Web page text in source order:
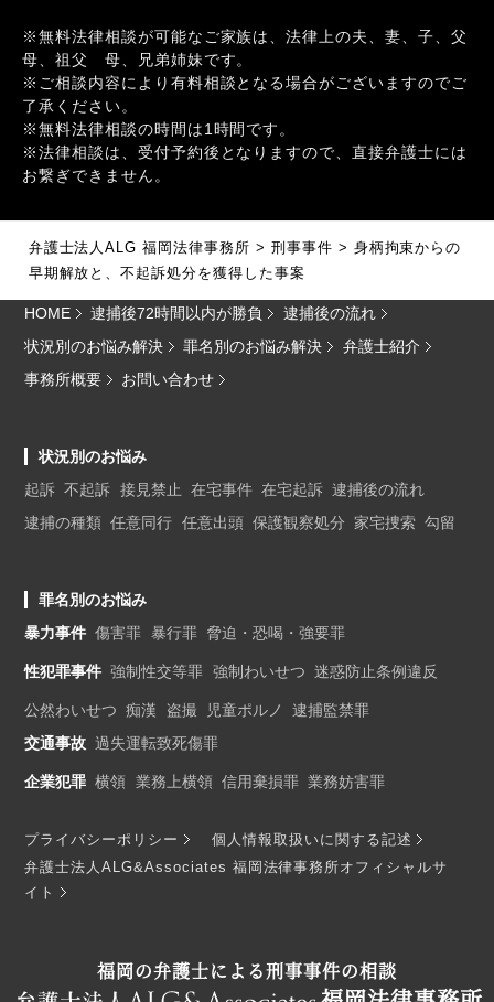
※無料法律相談が可能なご家族は、法律上の夫、妻、子、父
母、祖父 母、兄弟姉妹です。
※ご相談内容により有料相談となる場合がございますのでご
了承ください。
※無料法律相談の時間は1時間です。
※法律相談は、受付予約後となりますので、直接弁護士には
お繋ぎできません。
弁護士法人ALG 福岡法律事務所 > 刑事事件 > 身柄拘束からの
早期解放と、不起訴処分を獲得した事案
HOME 逮捕後72時間以内が勝負
逮捕後の流れ
状況別のお悩み解決
罪名別のお悩み解決
弁護士紹介
事務所概要
お問い合わせ
状況別のお悩み
起訴 不起訴 接見禁止 在宅事件 在宅起訴 逮捕後の流れ
逮捕の種類 任意同行 任意出頭 保護観察処分 家宅捜索 勾留
罪名別のお悩み
暴力事件 傷害罪 暴行罪 脅迫・恐喝・強要罪
性犯罪事件 強制性交等罪 強制わいせつ 迷惑防止条例違反
公然わいせつ 痴漢 盗撮 児童ポルノ
逮捕監禁罪
交通事故 過失運転致死傷罪
企業犯罪 横領 業務上横領 信用棄損罪 業務妨害罪
プライバシーポリシー
個人情報取扱いに関する記述
弁護士法人ALG&Associates 福岡法律事務所オフィシャルサ
イト
福岡の弁護士による刑事事件の相談